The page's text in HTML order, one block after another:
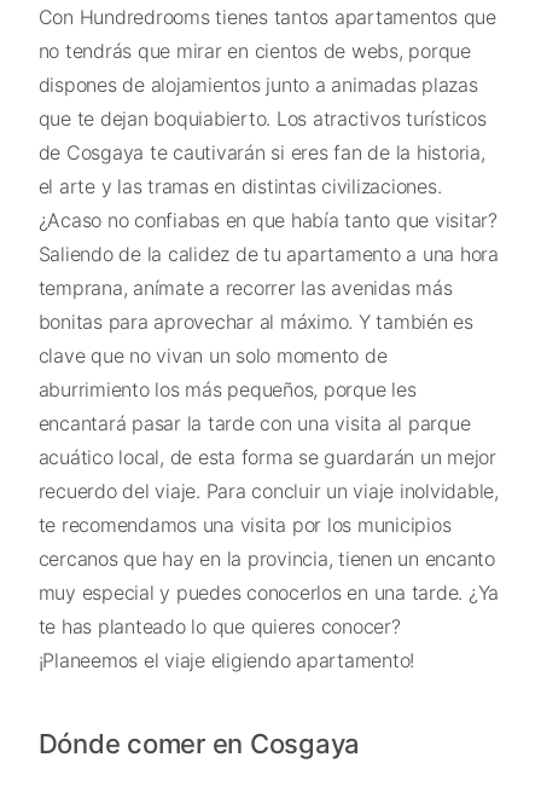
Con Hundredrooms tienes tantos apartamentos que
no tendrás que mirar en cientos de webs, porque
dispones de alojamientos junto a animadas plazas
que te dejan boquiabierto. Los atractivos turísticos
de Cosgaya te cautivarán si eres fan de la historia,
el arte y las tramas en distintas civilizaciones.
¿Acaso no confiabas en que había tanto que visitar?
Saliendo de la calidez de tu apartamento a una hora
temprana, anímate a recorrer las avenidas más
bonitas para aprovechar al máximo. Y también es
clave que no vivan un solo momento de
aburrimiento los más pequeños, porque les
encantará pasar la tarde con una visita al parque
acuático local, de esta forma se guardarán un mejor
recuerdo del viaje. Para concluir un viaje inolvidable,
te recomendamos una visita por los municipios
cercanos que hay en la provincia, tienen un encanto
muy especial y puedes conocerlos en una tarde. ¿Ya
te has planteado lo que quieres conocer?
¡Planeemos el viaje eligiendo apartamento!
Dónde comer en Cosgaya